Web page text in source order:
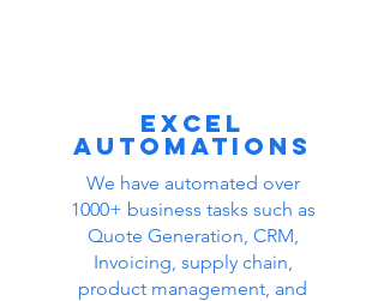
Excel
automations
We have automated over
1000+ business tasks such as
Quote Generation, CRM,
Invoicing, supply chain,
product management, and